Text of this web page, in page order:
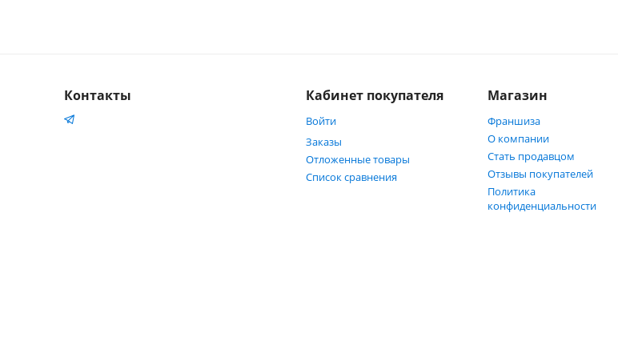
Контакты Кабинет покупателя
Войти
Заказы
Отложенные товары
Список сравнения
Магазин
Франшиза
О компании
Стать продавцом
Отзывы покупателей
Политика
конфиденциальности